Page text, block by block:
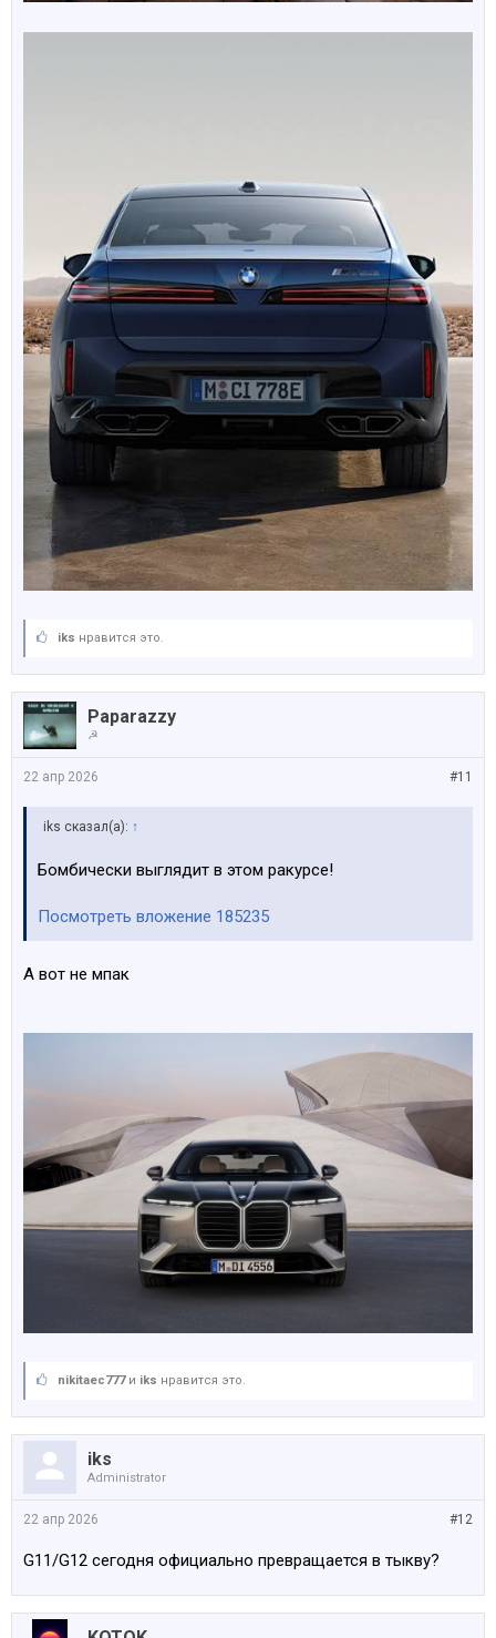
iks нравится это.
Paparazzy
☭
#11
22 апр 2026
iks сказал(а): ↑
Бомбически выглядит в этом ракурсе!
Посмотреть вложение 185235
А вот не мпак
nikitaec777и iks нравится это.
iks
Administrator
#12
22 апр 2026
G11/G12 сегодня официально превращается в тыкву?